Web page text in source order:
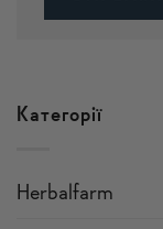
Категорії
Herbalfarm